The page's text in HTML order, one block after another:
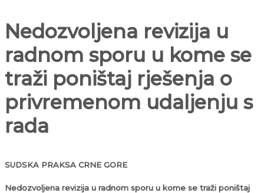
Nedozvoljena revizija u
radnom sporu u kome se
traži poništaj rješenja o
privremenom udaljenju s
rada
SUDSKA PRAKSA CRNE GORE
Nedozvoljena revizija u radnom sporu u kome se traži poništaj